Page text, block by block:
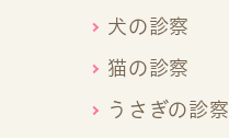
犬の診察
猫の診察
うさぎの診察